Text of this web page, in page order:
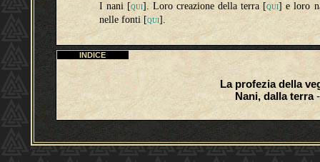
I nani [QUI]. Loro creazione della terra [QUI] e loro
nelle fonti [QUI] .
INDICE
La profezia della
Nani, dalla terra-